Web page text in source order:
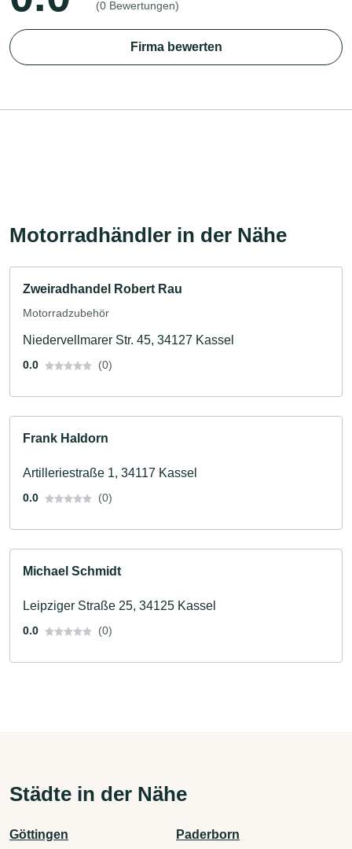
(0 Bewertungen)
Firma bewerten
Motorradhändler in der Nähe
Zweiradhandel Robert Rau
Motorradzubehör
Niedervellmarer Str. 45, 34127 Kassel
0.0 (0)
Frank Haldorn
Artilleriestraße 1, 34117 Kassel
0.0 (0)
Michael Schmidt
Leipziger Straße 25, 34125 Kassel
0.0 (0)
Städte in der Nähe
Göttingen Paderborn